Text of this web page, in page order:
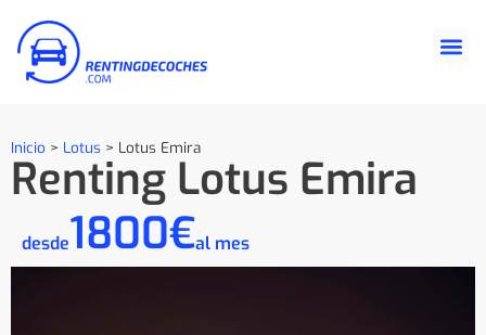
Inicio > Lotus > Lotus Emira
Renting Lotus Emira
desde1800€al mes